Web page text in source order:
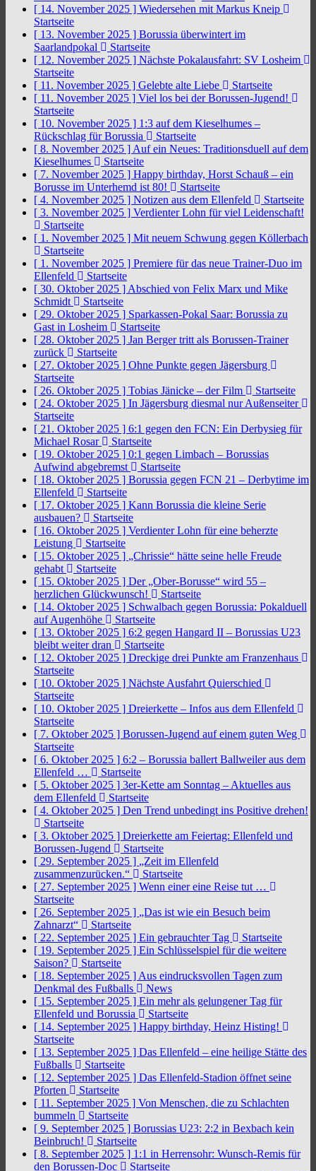
[ 14. November 2025 ] Wiedersehen mit Markus Kneip
Startseite
[ 13. November 2025 ] Borussia überwintert im
Saarlandpokal
Startseite
[ 12. November 2025 ] Nächste Pokalausfahrt: SV Losheim
Startseite
[ 11. November 2025 ] Gelebte alte Liebe
Startseite
[ 11. November 2025 ] Viel los bei der Borussen-Jugend!
Startseite
[ 10. November 2025 ] 1:3 auf dem Kieselhumes –
Rückschlag für Borussia
Startseite
[ 8. November 2025 ] Auf ein Neues: Traditionsduell auf dem
Kieselhumes
Startseite
[ 7. November 2025 ] Happy birthday, Horst Schauß – ein
Borusse im Unterhemd ist 80!
Startseite
[ 4. November 2025 ] Notizen aus dem Ellenfeld
Startseite
[ 3. November 2025 ] Verdienter Lohn für viel Leidenschaft!
Startseite
[ 1. November 2025 ] Mit neuem Schwung gegen Köllerbach
Startseite
[ 1. November 2025 ] Premiere für das neue Trainer-Duo im
Ellenfeld
Startseite
[ 30. Oktober 2025 ] Abschied von Felix Marx und Mike
Schmidt
Startseite
[ 29. Oktober 2025 ] Sparkassen-Pokal Saar: Borussia zu
Gast in Losheim
Startseite
[ 28. Oktober 2025 ] Jan Berger tritt als Borussen-Trainer
zurück
Startseite
[ 27. Oktober 2025 ] Ohne Punkte gegen Jägersburg
Startseite
[ 26. Oktober 2025 ] Tobias Jänicke – der Film
Startseite
[ 24. Oktober 2025 ] In Jägersburg diesmal nur Außenseiter
Startseite
[ 21. Oktober 2025 ] 6:1 gegen den FCN: Ein Derbysieg für
Michael Rosar
Startseite
[ 19. Oktober 2025 ] 0:1 gegen Limbach – Borussias
Aufwind abgebremst
Startseite
[ 18. Oktober 2025 ] Borussia gegen FCN 21 – Derbytime im
Ellenfeld
Startseite
[ 17. Oktober 2025 ] Kann Borussia die kleine Serie
ausbauen?
Startseite
[ 16. Oktober 2025 ] Verdienter Lohn für eine beherzte
Leistung
Startseite
[ 15. Oktober 2025 ] „Chrissie“ hätte seine helle Freude
gehabt
Startseite
[ 15. Oktober 2025 ] Der „Ober-Borusse“ wird 55 –
herzlichen Glückwunsch!
Startseite
[ 14. Oktober 2025 ] Schwalbach gegen Borussia: Pokalduell
auf Augenhöhe
Startseite
[ 13. Oktober 2025 ] 6:2 gegen Hangard II – Borussias U23
bleibt weiter dran
Startseite
[ 12. Oktober 2025 ] Dreckige drei Punkte am Franzenhaus
Startseite
[ 10. Oktober 2025 ] Nächste Ausfahrt Quierschied
Startseite
[ 10. Oktober 2025 ] Dreierkette – Infos aus dem Ellenfeld
Startseite
[ 7. Oktober 2025 ] Borussen-Jugend auf einem guten Weg
Startseite
[ 6. Oktober 2025 ] 6:2 – Borussia ballert Ballweiler aus dem
Ellenfeld …
Startseite
[ 5. Oktober 2025 ] 3er-Kette am Sonntag – Aktuelles aus
dem Ellenfeld
Startseite
[ 4. Oktober 2025 ] Den Trend unbedingt ins Positive drehen!
Startseite
[ 3. Oktober 2025 ] Dreierkette am Feiertag: Ellenfeld und
Borussen-Jugend
Startseite
[ 29. September 2025 ] „Zeit im Ellenfeld
zusammenzurücken.“
Startseite
[ 27. September 2025 ] Wenn einer eine Reise tut …
Startseite
[ 26. September 2025 ] „Das ist wie ein Besuch beim
Zahnarzt“
Startseite
[ 22. September 2025 ] Ein gebrauchter Tag
Startseite
[ 19. September 2025 ] Ein Schlüsselspiel für die weitere
Saison?
Startseite
[ 18. September 2025 ] Aus eindrucksvollen Tagen zum
Denkmal des Fußballs
News
[ 15. September 2025 ] Ein mehr als gelungener Tag für
Ellenfeld und Borussia
Startseite
[ 14. September 2025 ] Happy birthday, Heinz Histing!
Startseite
[ 13. September 2025 ] Das Ellenfeld – eine heilige Stätte des
Fußballs
Startseite
[ 12. September 2025 ] Das Ellenfeld-Stadion öffnet seine
Pforten
Startseite
[ 11. September 2025 ] Von Menschen, die zu Schlachten
bummeln
Startseite
[ 9. September 2025 ] Borussias U23: 2:2 in Bexbach kein
Beinbruch!
Startseite
[ 8. September 2025 ] 1:1 in Herrensohr: Wunsch-Remis für
den Borussen-Doc
Startseite